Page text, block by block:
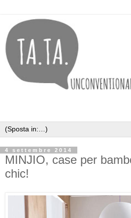
4 settembre 2014
MINJIO, case per
chic!